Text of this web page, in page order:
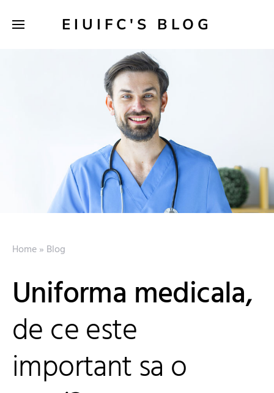
EIUIFC'S BLOG
Home» Blog
Uniforma medicala,
de ce este
important sa o